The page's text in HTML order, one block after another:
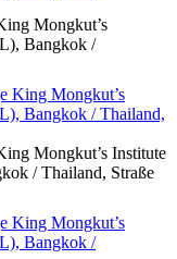
Mongkut’s
Bangkok /
Mongkut’s Institute
/ Thailand, Straße